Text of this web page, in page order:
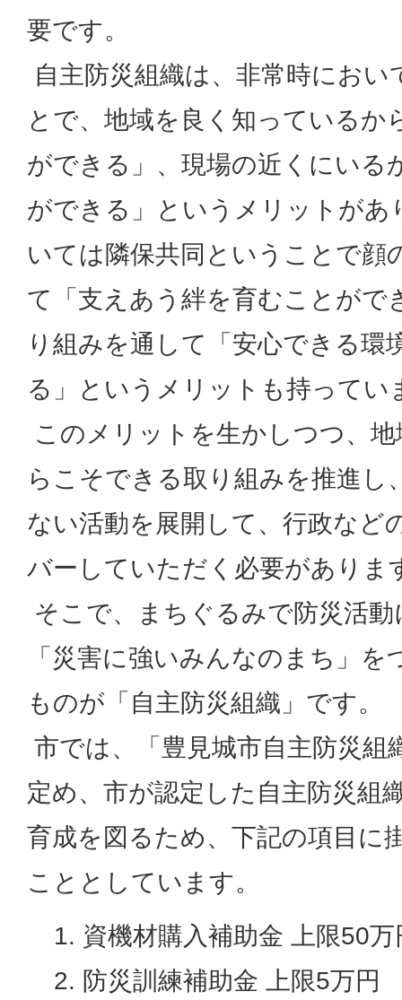
要です。
自主防災組織は、非常時にお
とで、地域を良く知っているか
ができる」、現場の近くにいる
ができる」というメリットがあ
いては隣保共同ということで顔
て「支えあう絆を育むことがで
り組みを通して「安心できる環
る」というメリットも持ってい
このメリットを生かしつつ、
らこそできる取り組みを推進し
ない活動を展開して、行政など
バーしていただく必要がありま
そこで、まちぐるみで防災活
「災害に強いみんなのまち」
ものが「自主防災組織」です。
市では、「豊見城市自主防災組
定め、市が認定した自主防災組
育成を図るため、下記の項目に
こととしています。
資機材購入補助金 上限50万
防災訓練補助金 上限5万円